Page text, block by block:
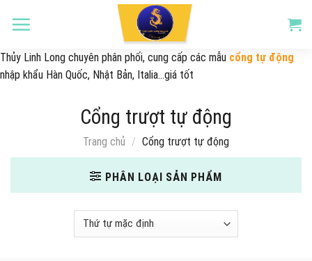
Thủy Linh Long chuyên phân phối, cung cấp các mẫu cổng tự động
nhập khẩu Hàn Quốc, Nhật Bản, Italia...giá tốt
Cổng trượt tự động
Trang chủ / Cổng trượt tự động
PHÂN LOẠI SẢN PHẨM